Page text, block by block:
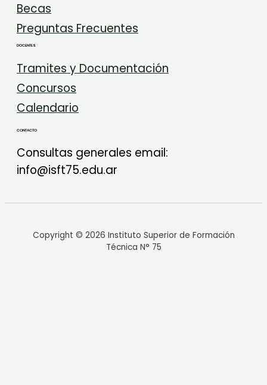
Becas
Preguntas Frecuentes
DOCENTES
Tramites y Documentación
Concursos
Calendario
CONTACTO
Consultas generales email:
info@isft75.edu.ar
Copyright © 2026 Instituto Superior de Formación
Técnica N° 75